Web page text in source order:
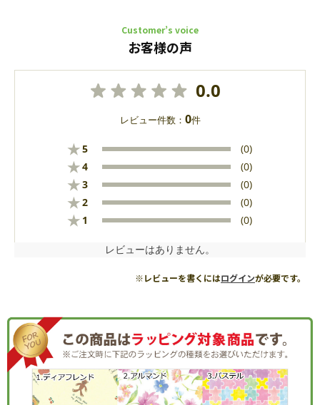
Customer’s voice
お客様の声
0.0
レビュー件数： 0件
★5 (0)
★4 (0)
★3 (0)
★2 (0)
★ 1 (0)
レビューはありません。
※レビューを書くにはログインが必要です。